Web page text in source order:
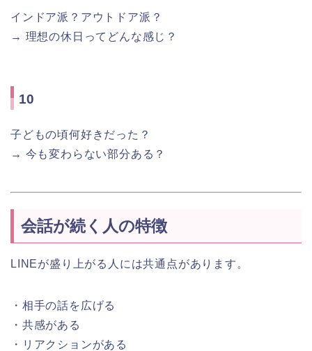
インドア派？アウトドア派？
→ 理想の休日ってどんな感じ？
10
子どもの頃何好きだった？
→ 今も変わらない部分ある？
会話が続く人の特徴
LINEが盛り上がる人には共通点があります。
・相手の話を広げる
・共感がある
・リアクションがある